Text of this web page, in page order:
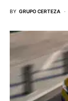
BY GRUPO CERTEZA